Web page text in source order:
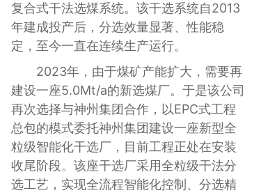
复合式干法选煤系统。该干选系统自2013
年建成投产后，分选效量显著、性能稳
定，至今一直在连续生产运行。
2023年，由于煤矿产能扩大，需要再
建设一座5.0Mt/a的新选煤厂。于是该公司
再次选择与神州集团合作，以EPC式工程
总包的模式委托神州集团建设一座新型全
粒级智能化干选厂，目前工程正处在安装
收尾阶段。该座干选厂采用全粒级干法分
选工艺，实现全流程智能化控制、分选精